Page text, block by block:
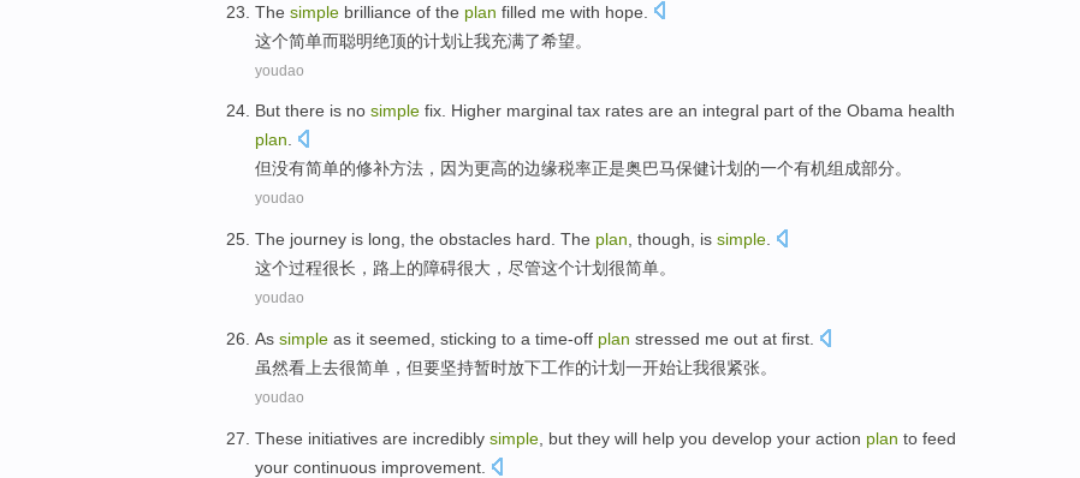
The simple brilliance of the plan filled me with hope
这个简单而聪明绝顶的计划让我充满了希望。
youdao
But there is no simple fix. Higher marginal tax rates are an integral part of the Obama health
plan.
但没有简单的修补方法 ，因为更高的边缘税率正是奥巴马保健计划的一个有机组成部分。
youdao
The journey is long the obstacles hard. The plan , though, is simple
这个过程很长 ， 路上的障碍很大， 尽管这个计划很简单。
youdao
As simple as it seemed sticking to a time-off plan stressed me out at first
虽然看上去很简单 ，但要坚持暂时放下工作的计划一开始让我很紧张。
youdao
These initiatives are incredibly simple but they will help you develop your action plan to feed
your continuous improvement